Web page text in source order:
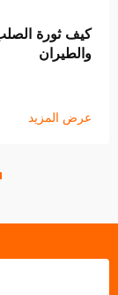
كيف ثورة
والطيران
عرض المزيد